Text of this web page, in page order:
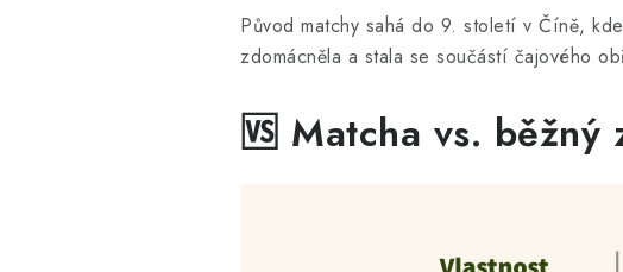
Původ matchy sahá do 9. století v Číně,
zdomácněla a stala se součástí čajového
🆚 Matcha vs.